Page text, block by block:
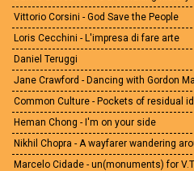
Vittorio Corsini - God Save the People
Loris Cecchini - L'impresa di fare arte
Daniel Teruggi
Jane Crawford - Dancing with Gordon
Common Culture - Pockets of residual
Heman Chong - I'm on your side
Nikhil Chopra - A wayfarer wandering
Marcelo Cidade - un(monuments) for